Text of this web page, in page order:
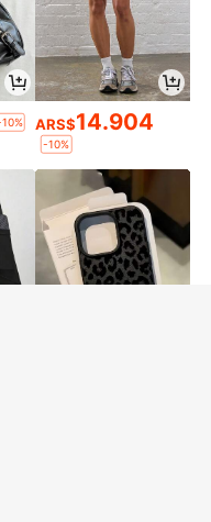
está agotado.
Ver todo
ARS$14.904
-10%
Regístrate